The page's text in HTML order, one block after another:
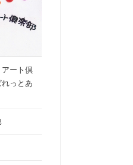
ート倶
っとあ